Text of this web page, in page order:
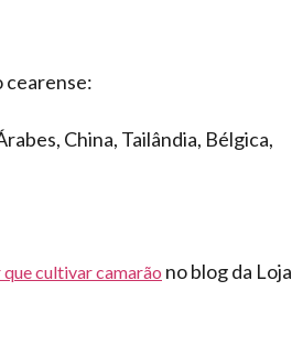
cearense:
China, Tailândia, Bélgica,
que cultivar camarão no blog da Loja